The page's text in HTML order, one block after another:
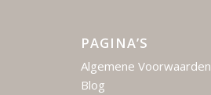
PAGINA’S
Algemene Voorwaarden
Blog